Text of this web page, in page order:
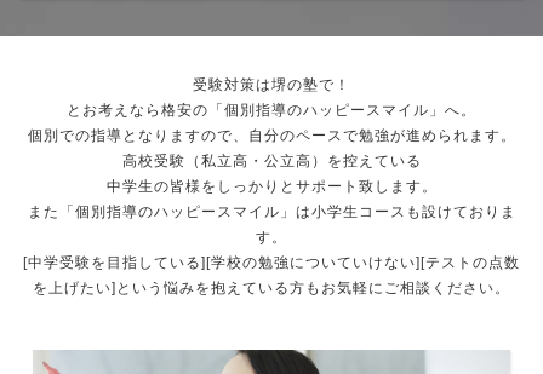
受験対策は堺の塾で！
とお考えなら格安の「個別指導のハッピースマイル」へ。
個別での指導となりますので、自分のペースで勉強が進められます。
高校受験（私立高・公立高）を控えている
中学生の皆様をしっかりとサポート致します。
また「個別指導のハッピースマイル」は小学生コースも設けておりま
す。
[中学受験を目指している][学校の勉強についていけない][テストの点数
を上げたい]という悩みを抱えている方もお気軽にご相談ください。